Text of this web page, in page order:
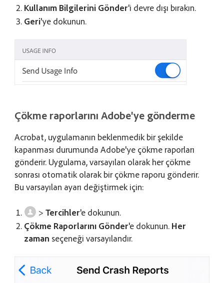
Kullanım Bilgilerini Gönder'i devre dışı bırakın.
Geri'ye dokunun.
Çökme raporlarını Adobe'ye gönderme
Acrobat, uygulamanın beklenmedik bir şekilde
kapanması durumunda Adobe'ye çökme raporları
gönderir. Uygulama, varsayılan olarak her çökme
sonrası otomatik olarak bir çökme raporu gönderir.
Bu varsayılan ayarı değiştirmek için:
>Tercihler'e dokunun.
Çökme Raporlarını Gönder'e dokunun. Her
zaman seçeneği varsayılandır.